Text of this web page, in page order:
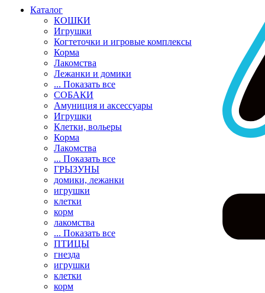
Каталог
КОШКИ
Игрушки
Когтеточки и игровые комплексы
Корма
Лакомства
Лежанки и домики
... Показать все
СОБАКИ
Амуниция и аксессуары
Игрушки
Клетки, вольеры
Корма
Лакомства
... Показать все
ГРЫЗУНЫ
домики, лежанки
игрушки
клетки
корм
лакомства
... Показать все
ПТИЦЫ
гнезда
игрушки
клетки
корм